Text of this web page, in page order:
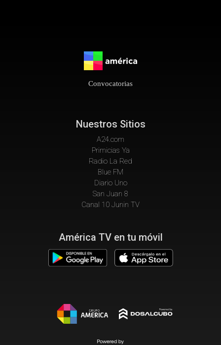
Convocatorias
Nuestros Sitios
A24.com
Primicias Ya
Radio La Red
Blue FM
Diario Uno
San Juan 8
Canal 10 Junin TV
América TV en tu móvil